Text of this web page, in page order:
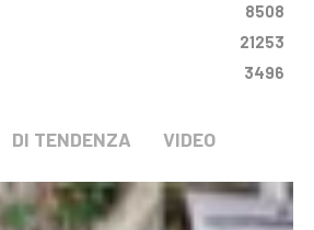
8508
21253
3496
DI TENDENZA VIDEO